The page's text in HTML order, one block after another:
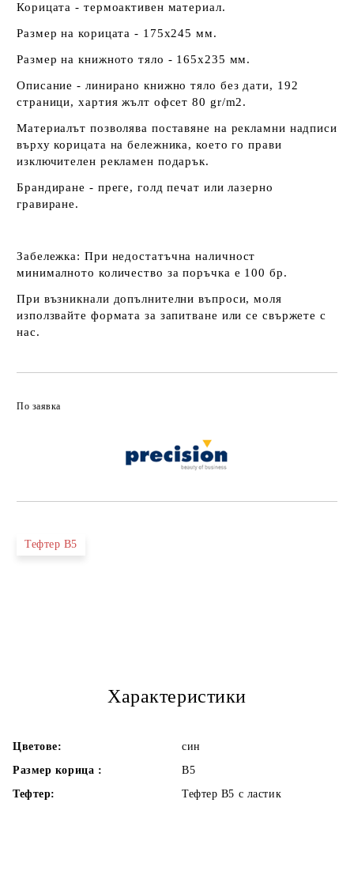
Корицата - термоактивен материал.
Размер на корицата - 175х245 мм.
Размер на книжното тяло - 165х235 мм.
Описание - линирано книжно тяло без дати, 192
страници, хартия жълт офсет 80 gr/m2.
Материалът позволява поставяне на рекламни надписи
върху корицата на бележника, което го прави
изключителен рекламен подарък.
Брандиране - преге, голд печат или лазерно
гравиране.
Забележка: При недостатъчна наличност
минималното количество за поръчка е 100 бр.
При възникнали допълнителни въпроси, моля
използвайте формата за запитване или се свържете с
нас.
По заявка
Тефтер В5
Характеристики
Цветове:
син
Размер корица :
В5
Тефтер:
Тефтер В5 с ластик